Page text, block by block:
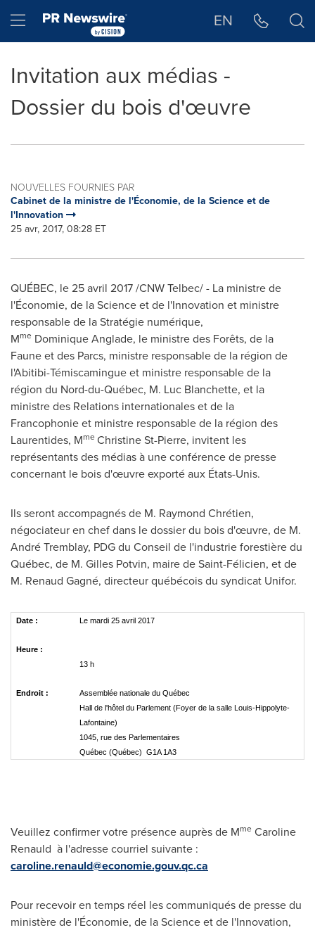
Hamburger menu EN
Invitation aux médias -
Dossier du bois d'œuvre
NOUVELLES FOURNIES PAR
Cabinet de la ministre de l'Économie, de la Science et de
l'Innovation
25 avr, 2017, 08:28 ET
QUÉBEC, le 25 avril 2017 /CNW Telbec/ - La ministre de
l'Économie, de la Science et de l'Innovation et ministre
responsable de la Stratégie numérique,
Mme Dominique Anglade, le ministre des Forêts, de la
Faune et des Parcs, ministre responsable de la région de
l'Abitibi-Témiscamingue et ministre responsable de la
région du Nord-du-Québec, M. Luc Blanchette, et la
ministre des Relations internationales et de la
Francophonie et ministre responsable de la région des
Laurentides, MmeChristine St-Pierre, invitent les
représentants des médias à une conférence de presse
concernant le bois d'œuvre exporté aux États-Unis.
Ils seront accompagnés de M. Raymond Chrétien,
négociateur en chef dans le dossier du bois d'œuvre, de M.
AndréTremblay, PDG du Conseil de l'industrie forestière du
Québec, de M. Gilles Potvin, maire de Saint-Félicien, et de
M. Renaud Gagné, directeur québécois du syndicat Unifor.
Date : Le mardi 25 avril 2017
Heure :
13 h
Endroit :
Assemblée nationale du Québec
Hall de l'hôtel du Parlement (Foyer de la salle Louis-Hippolyte-
Lafontaine)
1045, rue des Parlementaires
Québec (Québec) G1A 1A3
Veuillez confirmer votre présence auprès de Mme Caroline
Renauld à l'adresse courriel suivante :
caroline.renauld@economie.gouv.qc.ca
Pour recevoir en temps réel les communiqués de presse du
ministère de l'Économie, de la Science et de l'Innovation,